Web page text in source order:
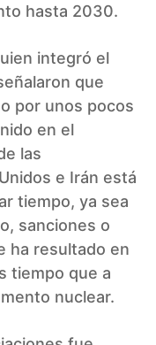
hasta 2030.
integró el
que
por unos pocos
en el
las
e Irán está
tiempo, ya sea
sanciones o
ha resultado en
tiempo que a
nuclear.